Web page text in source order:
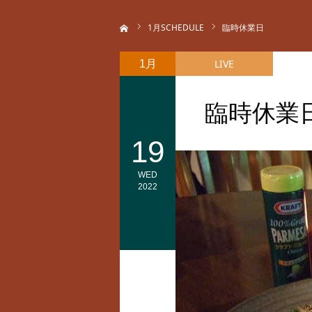
1 月SCHEDULE 臨時休業日
臨時休業
1月
19
WED
2022
LIVE